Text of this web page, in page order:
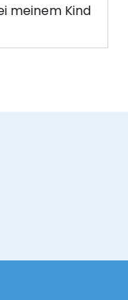
meinem Kind